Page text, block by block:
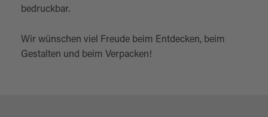
bedruckbar.
Wir wünschen viel Freude beim Entdecken, beim
Gestalten und beim Verpacken!